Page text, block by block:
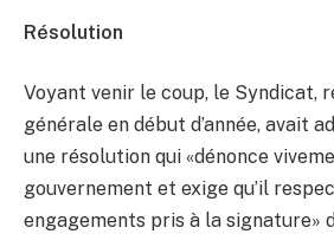
Résolution
Voyant venir le coup, le Syndicat,
générale en début d’année, avait
une résolution qui «dénonce
gouvernement et exige qu’il
engagements pris à la signature»